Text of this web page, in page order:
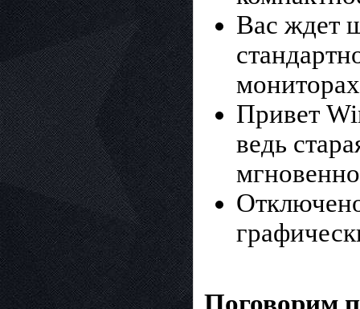
Вас ждет
мониторах
Привет
ведь
Поговорим